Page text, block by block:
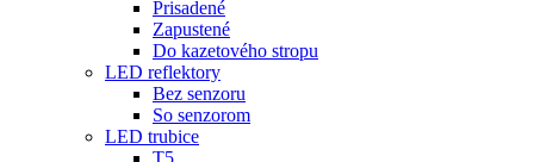
Prisadené
Zapustené
Do kazetového stropu
LED reflektory
Bez senzoru
So senzorom
LED trubice
T5